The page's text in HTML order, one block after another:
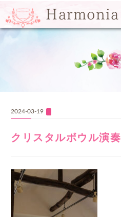
Harmonia
2024-03-19
クリスタルボウル演奏